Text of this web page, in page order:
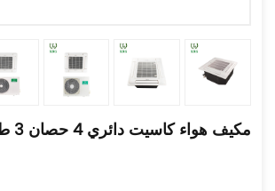
مكيف هواء كاسيت دائري 4 حصان 3 طن للبيع بالجملة